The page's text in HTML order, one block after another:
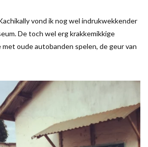
vond ik nog wel indrukwekkender
De toch wel erg krakkemikkige
oude autobanden spelen, de geur van